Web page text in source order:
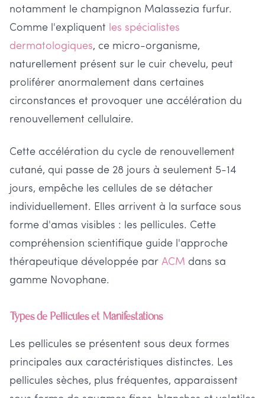
notamment le champignon Malassezia furfur.
Comme l'expliquent les spécialistes
dermatologiques, ce micro-organisme,
naturellement présent sur le cuir chevelu, peut
proliférer anormalement dans certaines
circonstances et provoquer une accélération du
renouvellement cellulaire.
Cette accélération du cycle de renouvellement
cutané, qui passe de 28 jours à seulement 5-14
jours, empêche les cellules de se détacher
individuellement. Elles arrivent à la surface sous
forme d'amas visibles : les pellicules. Cette
compréhension scientifique guide l'approche
thérapeutique développée par ACM dans sa
gamme Novophane.
Types de Pellicules et Manifestations
Les pellicules se présentent sous deux formes
principales aux caractéristiques distinctes. Les
pellicules sèches, plus fréquentes, apparaissent